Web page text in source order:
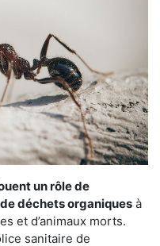
un rôle de
déchets organiques à
et d’animaux morts.
sanitaire de